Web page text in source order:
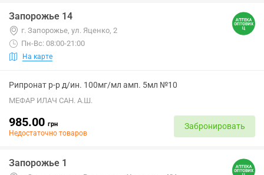
Запорожье 14
г. Запорожье, ул. Яценко, 2
Пн-Вс: 08:00-21:00
На карте
Рипронат р-р д/ин. 100мг/мл амп. 5мл №10
МЕФАР ИЛАЧ САН. А.Ш.
985.00 грн
Недостаточно товаров
Забронировать
Запорожье 1